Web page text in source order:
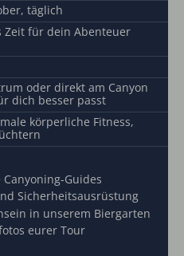
täglich
Zeit für dein Abenteuer
oder direkt am Canyon
dich besser passt
körperliche Fitness,
Guides
Sicherheitsausrüstung
in unserem Biergarten
eurer Tour